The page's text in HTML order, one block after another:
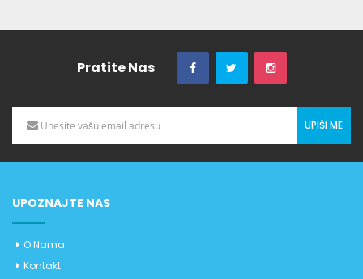
Pratite Nas
UPIŠI ME
UPOZNAJTE NAS
O Nama
Kontakt